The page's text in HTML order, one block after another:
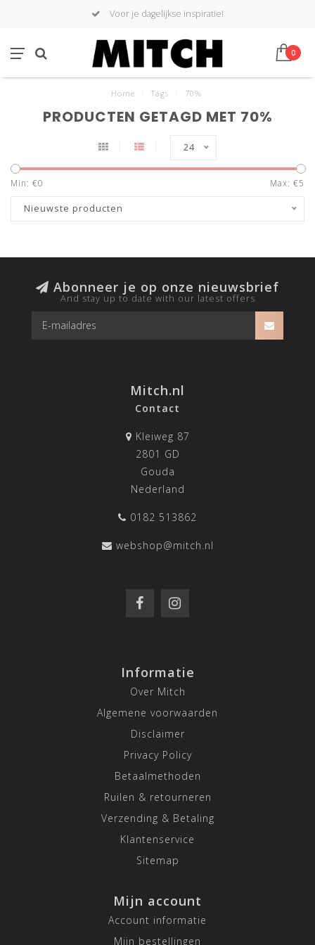
Voor je dagelijkse inspiratie!
0
Home Tags 70%
PRODUCTEN GETAGD MET 70%
24
Min: €0 Max: €5
Nieuwste producten
Abonneer je op onze nieuwsbrief
And stay up to date with our latest offers
Mitch.nl
Contact
Kleiweg 87
2801 GD
Gouda
Nederland
0182 513862
webshop@mitch.nl
Informatie
Over Mitch
Algemene voorwaarden
Disclaimer
Privacy Policy
Betaalmethoden
Ruilen & retourneren
Verzending & Betaling
Klantenservice
Sitemap
Mijn account
Account informatie
Mijn bestellingen